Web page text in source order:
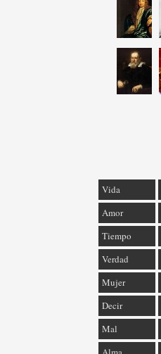
Vida
Amor
Tiempo
Verdad
Mujer
Decir
Mal